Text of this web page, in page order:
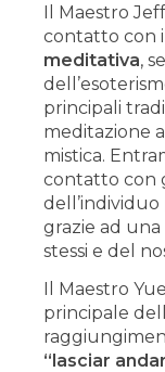
Il Maestro
contatto con
meditativa,
principali
meditazione
mistica.
contatto con
grazie ad
stessi e del
Il Maestro
principale
“lasciar